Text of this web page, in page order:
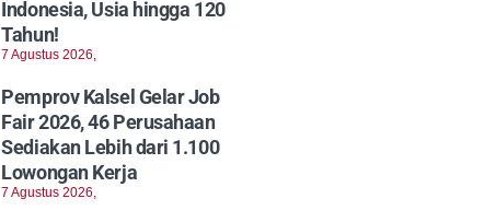
Indonesia, Usia hingga 120
Tahun!
7 Agustus 2026,
Pemprov Kalsel Gelar Job
Fair 2026, 46 Perusahaan
Sediakan Lebih dari 1.100
Lowongan Kerja
7 Agustus 2026,